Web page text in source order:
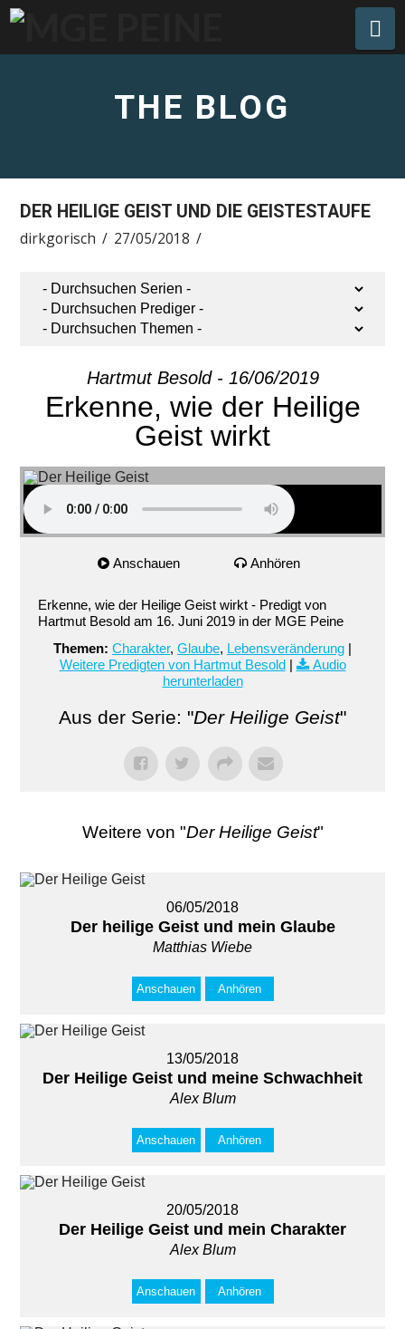
THE BLOG
DER HEILIGE GEIST UND DIE GEISTESTAUFE
dirkgorisch 27/05/2018
Hartmut Besold - 16/06/2019
Erkenne, wie der Heilige
Geist wirkt
Anschauen Anhören
Erkenne, wie der Heilige Geist wirkt - Predigt von
Hartmut Besold am 16. Juni 2019 in der MGE Peine
Themen: Charakter, Glaube, Lebensveränderung |
Weitere Predigten von Hartmut Besold|
Audio
herunterladen
Aus der Serie: "Der Heilige Geist"
Weitere von "Der Heilige Geist"
06/05/2018
Der heilige Geist und mein Glaube
Matthias Wiebe
Anschauen Anhören
13/05/2018
Der Heilige Geist und meine Schwachheit
Alex Blum
Anschauen Anhören
20/05/2018
Der Heilige Geist und mein Charakter
Alex Blum
Anschauen Anhören